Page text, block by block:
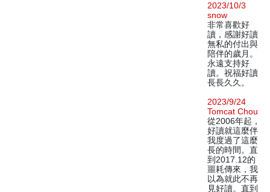
2023/10/3
snow
非常喜歡好
讀，感謝好讀
無私的付出與
陪伴的歲月。
永遠支持好
讀。祝福好讀
長長久久。
2023/9/24
Tomcat Chou
從2006年起，
好讀就這麼伴
我度過了這麼
長的時間。直
到2017.12的
噩耗傳來，我
以為就此不再
見好讀。直到